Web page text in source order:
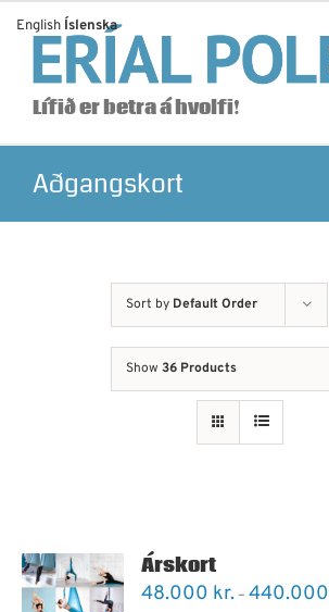
content
Lífið er betra á hvolfi!
Aðgangskort
Sort by Default Order
Show 36 Products
Árskort
48.000 kr.– 440.000
English Íslenska